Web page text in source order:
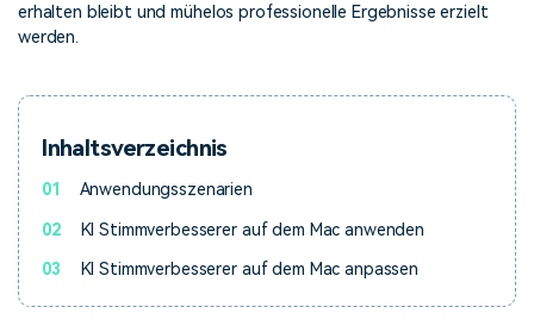
Programm
Ihren Einfluss mit Filmora
An Freunde empfehlen,
Blog
Erfahren Sie, wie unsere
Kunden Erfolg haben
Schalten Sie Partnerschaften
erhalten bleibt und mühelos professionelle Ergebnisse erzielt
werden.
Inhaltsverzeichnis
01 Anwendungsszenarien
02 KI Stimmverbesserer auf dem Mac anwenden
03 KI Stimmverbesserer auf dem Mac anpassen